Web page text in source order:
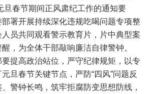
旦春节期间正风肃纪工作的通知要
署开展持续深化违规吃喝问题专项整
员共同观看警示教育片，片中典型案
，为全体干部敲响廉洁自律警钟。
提高政治站位，严守纪律规矩，以专
旦春节关键节点，严防“四风”问题反
警钟长鸣，筑牢拒腐防变思想防线，